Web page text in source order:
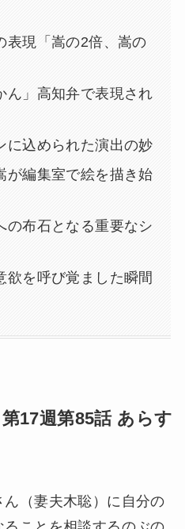
表現「嵩の2倍、嵩の
ん」高知弁で表現され
に込められた演出の妙
が編集室で絵を描き始
の布石となる重要なシ
欲を呼び覚ました瞬間
17週第85話 あらす
（妻夫木聡）に自分の